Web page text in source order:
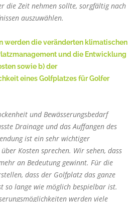
die Zeit nehmen sollte, sorgfältig nach
auszuwählen.
werden die veränderten klimatischen
und die Entwicklung
sowie b) der
eines Golfplatzes für Golfer
und Bewässerungsbedarf
Drainage und das Auffangen des
ist ein sehr wichtiger
Kosten sprechen. Wir sehen, dass
an Bedeutung gewinnt. Für die
dass der Golfplatz das ganze
so lange wie möglich bespielbar ist.
werden viele